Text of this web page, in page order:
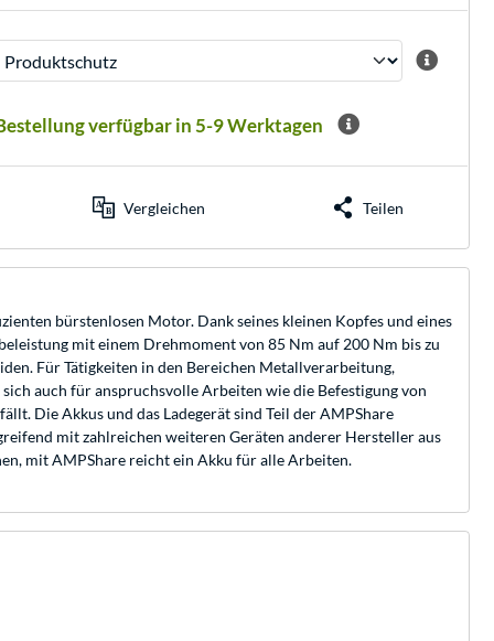
verfügbar in 5-9 Werktagen
Vergleichen Teilen
bürstenlosen Motor. Dank seines kleinen Kopfes und eines
mit einem Drehmoment von 85 Nm auf 200 Nm bis zu
Für Tätigkeiten in den Bereichen Metallverarbeitung,
auch für anspruchsvolle Arbeiten wie die Befestigung von
Die Akkus und das Ladegerät sind Teil der AMPShare
mit zahlreichen weiteren Geräten anderer Hersteller aus
mit AMPShare reicht ein Akku für alle Arbeiten.